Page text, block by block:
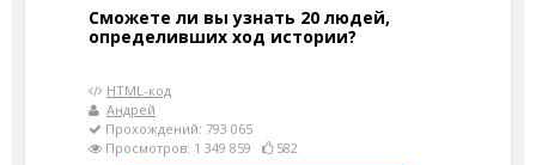
Сможете ли вы узнать 20 людей,
определивших ход истории?
HTML-код
Андрей
Прохождений: 793 065
Просмотров: 1 349 859
582